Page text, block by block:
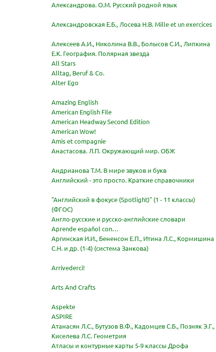
Александрова. О.М. Русский родной язык
Александровская Е.Б., Лосева Н.В. Mille et un exercices
Алексеев А.И., Николина В.В., Болысов С.И., Липкина
Е.К. География. Полярная звезда
All Stars
Alltag, Beruf & Co.
Alter Ego
Amazing English
American English File
American Headway Second Edition
American Wow!
Amis et compagnie
Анастасова. Л.П. Окружающий мир. ОБЖ
Андрианова Т.М. В мире звуков и букв
Английский - это просто. Краткие справочники
"Английский в фокусе (Spotlight)" (1 - 11 классы)
(ФГОС)
Англо-русские и русско-английские словари
Aprende español con…
Аргинская И.И., Бененсон Е.П., Итина Л.С., Кормишина
С.Н. и др. (1-4) (система Занкова)
Arrivederci!
Arts And Crafts
Aspekte
ASPIRE
Атанасян Л.С., Бутузов В.Ф., Кадомцев С.Б., Позняк Э.Г.,
Киселева Л.С. Геометрия
Атласы и контурные карты 5-9 классы Дрофа